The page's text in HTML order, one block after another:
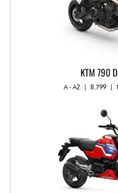
KTM 790
A - A2 | 8.799 |